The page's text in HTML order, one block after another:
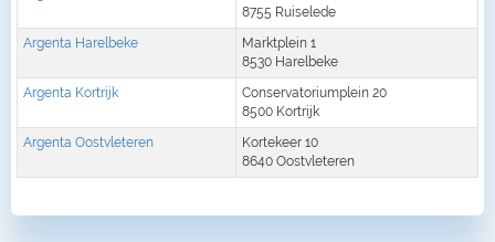
8755 Ruiselede
Argenta Harelbeke
Marktplein 1
8530 Harelbeke
Argenta Kortrijk
Conservatoriumplein 20
8500 Kortrijk
Argenta Oostvleteren
Kortekeer 10
8640 Oostvleteren